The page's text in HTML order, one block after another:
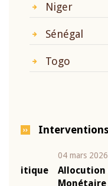
Niger
Sénégal
Togo
04 mars 2026
Allocution
Monétaire de la